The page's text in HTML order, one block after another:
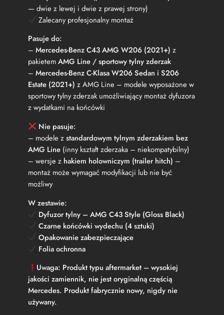
— dwie z lewej i dwie z prawej strony)
Zalecany profesjonalny montaż
Pasuje do:
– Mercedes‑Benz C43 AMG W206 (2021+) z
pakietemAMG Line / sportowy tylny zderzak
– Mercedes‑Benz C‑Klasa W206 Sedan i S206
Estate (2021+) z AMG Line – modele wyposażone w
sportowy tylny zderzak umożliwiający montaż dyfuzora
z wydatkami na końcówki
Nie pasuje:
– modele zstandardowym tylnym zderzakiem bez
AMG Line (inny kształt zderzaka – niekompatybilny)
– wersje z hakiem holowniczym (trailer hitch) –
montaż może wymagać modyfikacji lub nie być
możliwy
W zestawie:
Dyfuzor tylny – AMG C43 Style (Gloss Black)
Czarne końcówki wydechu (4 sztuki)
Opakowanie zabezpieczające
Folia ochronna
Uwaga: Produkt typu aftermarket – wysokiej
jakości zamiennik, nie jest oryginalną częścią
Mercedes. Produkt fabrycznie nowy, nigdy nie
używany.